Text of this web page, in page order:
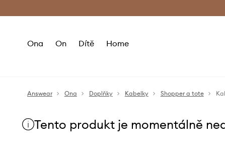
Doručení a
Ona On Dítě Home
Answear Ona Doplňky Kabelky Shopper a tote
Tento produkt je momentálně